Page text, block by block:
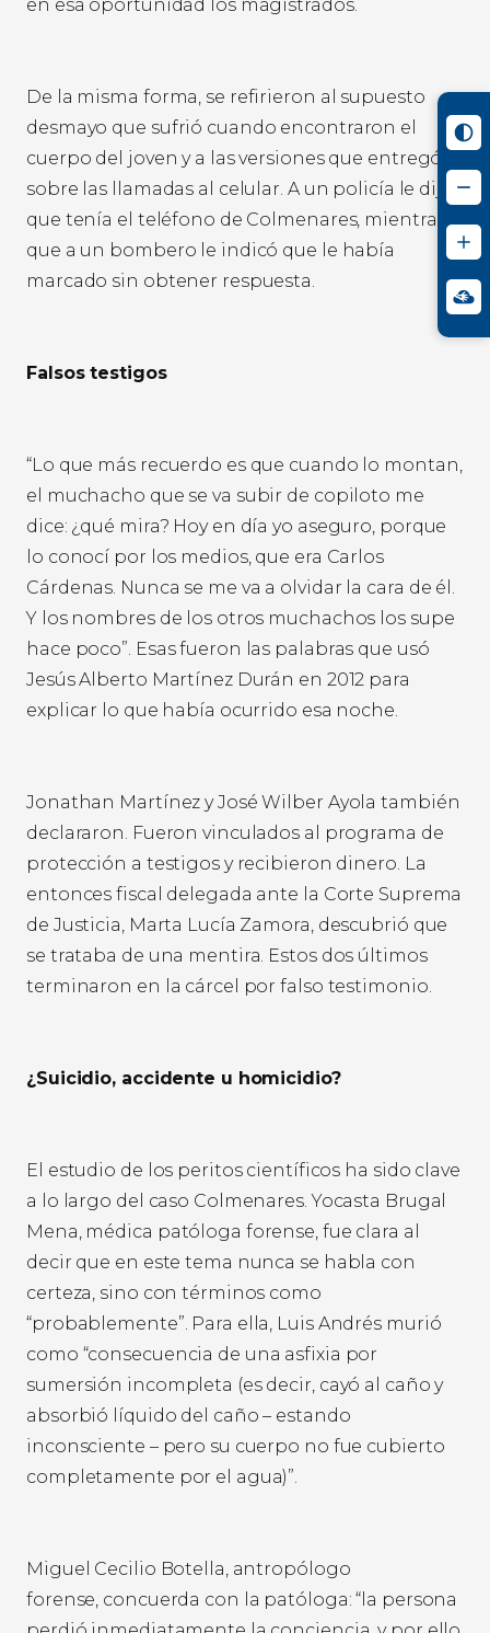
en esa oportunidad los magistrados.
De la misma forma, se refirieron al supuesto
desmayo que sufrió cuando encontraron el
cuerpo del joven y a las versiones que entregó
sobre las llamadas al celular. A un policía le dijo
que tenía el teléfono de Colmenares, mientras
que a un bombero le indicó que le había
marcado sin obtener respuesta.
Falsos testigos
“Lo que más recuerdo es que cuando lo montan,
el muchacho que se va subir de copiloto me
dice: ¿qué mira? Hoy en día yo aseguro, porque
lo conocí por los medios, que era Carlos
Cárdenas. Nunca se me va a olvidar la cara de él.
Y los nombres de los otros muchachos los supe
hace poco”. Esas fueron las palabras que usó
Jesús Alberto Martínez Durán en 2012 para
explicar lo que había ocurrido esa noche.
Jonathan Martínez y José Wilber Ayola también
declararon. Fueron vinculados al programa de
protección a testigos y recibieron dinero. La
entonces fiscal delegada ante la Corte Suprema
de Justicia, Marta Lucía Zamora, descubrió que
se trataba de una mentira. Estos dos últimos
terminaron en la cárcel por falso testimonio.
¿Suicidio, accidente u homicidio?
El estudio de los peritos científicos ha sido clave
a lo largo del caso Colmenares. Yocasta Brugal
Mena, médica patóloga forense, fue clara al
decir que en este tema nunca se habla con
certeza, sino con términos como
“probablemente”. Para ella, Luis Andrés murió
como “consecuencia de una asfixia por
sumersión incompleta (es decir, cayó al caño y
absorbió líquido del caño – estando
inconsciente – pero su cuerpo no fue cubierto
completamente por el agua)”.
Miguel Cecilio Botella, antropólogo
forense, concuerda con la patóloga: “la persona